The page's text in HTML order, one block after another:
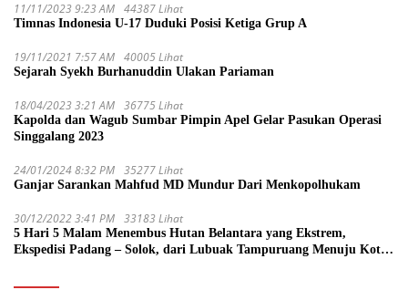
11/11/2023 9:23 AM 44387 Lihat
Timnas Indonesia U-17 Duduki Posisi Ketiga Grup A
19/11/2021 7:57 AM 40005 Lihat
Sejarah Syekh Burhanuddin Ulakan Pariaman
18/04/2023 3:21 AM 36775 Lihat
Kapolda dan Wagub Sumbar Pimpin Apel Gelar Pasukan Operasi
Singgalang 2023
24/01/2024 8:32 PM 35277 Lihat
Ganjar Sarankan Mahfud MD Mundur Dari Menkopolhukam
30/12/2022 3:41 PM 33183 Lihat
5 Hari 5 Malam Menembus Hutan Belantara yang Ekstrem,
Ekspedisi Padang – Solok, dari Lubuak Tampuruang Menuju Koto